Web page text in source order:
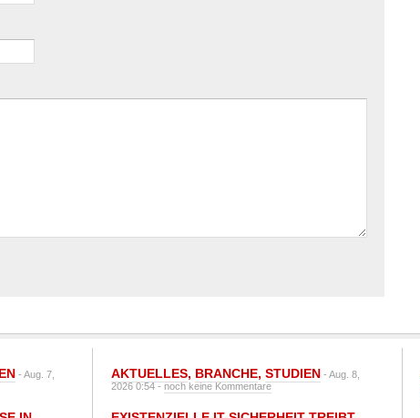
- Aug. 7,
AKTUELLES, BRANCHE, STUDIEN - Aug. 8,
2026 0:54 -noch keine Kommentare